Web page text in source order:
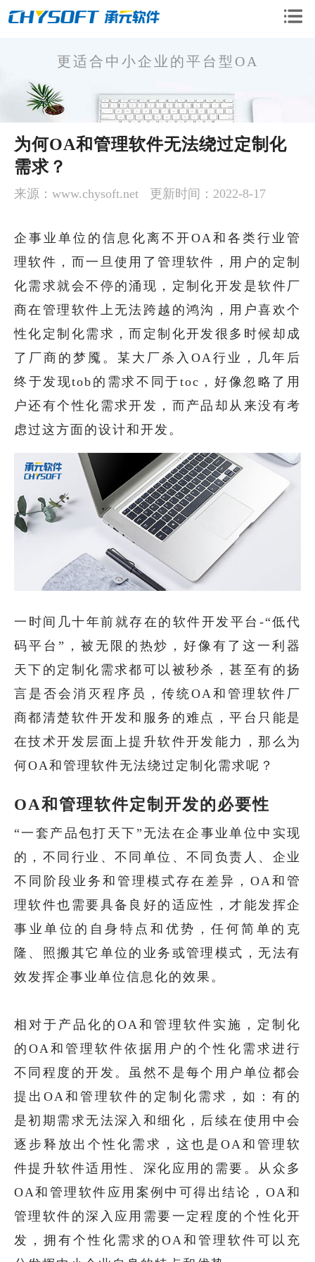
OA企业版
OA移动版
CRM系统
手机微信开发
软件定制开发
更适合中小企业的平台型OA
为何OA和管理软件无法绕过定制化
需求？
来源：www.chysoft.net 更新时间：2022-8-17
企事业单位的信息化离不开OA和各类行业管
理软件，而一旦使用了管理软件，用户的定制
化需求就会不停的涌现，定制化开发是软件厂
商在管理软件上无法跨越的鸿沟，用户喜欢个
性化定制化需求，而定制化开发很多时候却成
了厂商的梦魇。某大厂杀入OA行业，几年后
终于发现tob的需求不同于toc，好像忽略了用
户还有个性化需求开发，而产品却从来没有考
虑过这方面的设计和开发。
一时间几十年前就存在的软件开发平台-“低代
码平台”，被无限的热炒，好像有了这一利器
天下的定制化需求都可以被秒杀，甚至有的扬
言是否会消灭程序员，传统OA和管理软件厂
商都清楚软件开发和服务的难点，平台只能是
在技术开发层面上提升软件开发能力，那么为
何OA和管理软件无法绕过定制化需求呢？
OA和管理软件定制开发的必要性
“一套产品包打天下”无法在企事业单位中实现
的，不同行业、不同单位、不同负责人、企业
不同阶段业务和管理模式存在差异，OA和管
理软件也需要具备良好的适应性，才能发挥企
事业单位的自身特点和优势，任何简单的克
隆、照搬其它单位的业务或管理模式，无法有
效发挥企事业单位信息化的效果。
相对于产品化的OA和管理软件实施，定制化
的OA和管理软件依据用户的个性化需求进行
不同程度的开发。虽然不是每个用户单位都会
提出OA和管理软件的定制化需求，如：有的
是初期需求无法深入和细化，后续在使用中会
逐步释放出个性化需求，这也是OA和管理软
件提升软件适用性、深化应用的需要。从众多
OA和管理软件应用案例中可得出结论，OA和
管理软件的深入应用需要一定程度的个性化开
发，拥有个性化需求的OA和管理软件可以充